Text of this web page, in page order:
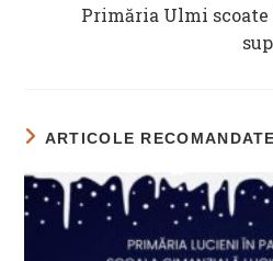
Primăria Ulmi
ARTICOLE RECOMANDATE